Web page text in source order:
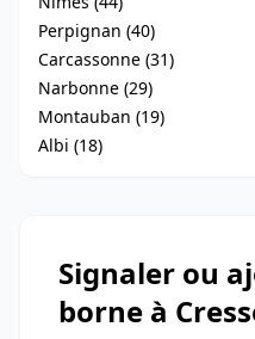
Perpignan (40)
Carcassonne (31)
Narbonne (29)
Montauban (19)
Albi (18)
Signaler ou
borne à